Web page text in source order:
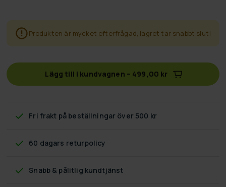
Produkten är mycket efterfrågad, lagret tar snabbt slut!
Lägg till i kundvagnen – 499,00 kr
Fri frakt på beställningar över 500 kr
60 dagars returpolicy
Snabb & pålitlig kundtjänst